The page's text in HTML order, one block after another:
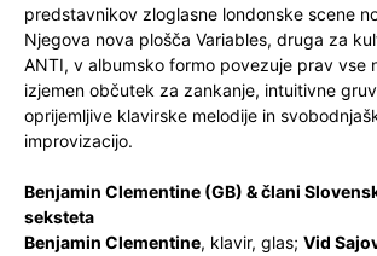
predstavnikov zloglasne londonske scene
Njegova nova plošča Variables, druga za
ANTI, v albumsko formo povezuje prav vse
izjemen občutek za zankanje, intuitivne
oprijemljive klavirske melodije in
improvizacijo.
Benjamin Clementine (GB) & člani
seksteta
Benjamin Clementine, klavir, glas; Vid